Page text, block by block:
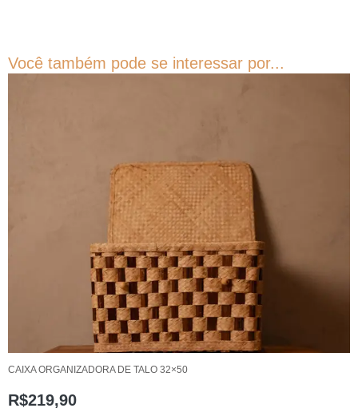
Você também pode se interessar por...
CAIXA ORGANIZADORA DE TALO 32×50
R$219,90